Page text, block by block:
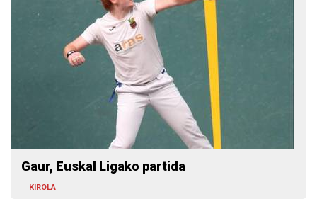
Gaur, Euskal Ligako partida
KIROLA